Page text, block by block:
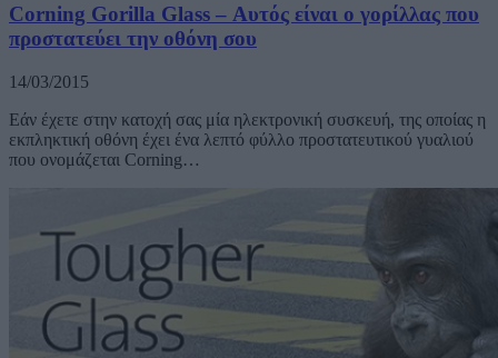
Corning Gorilla Glass – Αυτός είναι ο γορίλλας που
προστατεύει την οθόνη σου
14/03/2015
Εάν έχετε στην κατοχή σας μία ηλεκτρονική συσκευή, της οποίας η
εκπληκτική οθόνη έχει ένα λεπτό φύλλο προστατευτικού γυαλιού
που ονομάζεται Corning…